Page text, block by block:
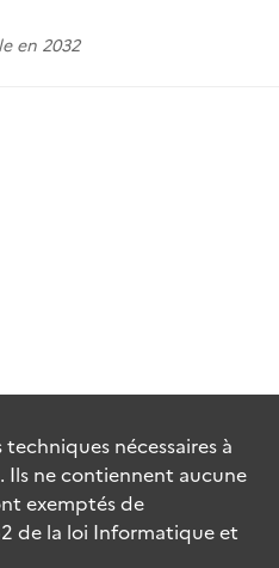
en 2032
techniques nécessaires à
ne contiennent aucune
exemptés de
de la loi Informatique et